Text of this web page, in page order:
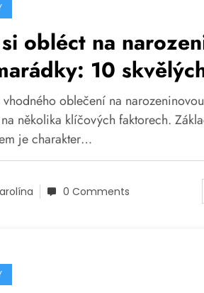
obléct na
10
oblečení na
několika klíčových faktorech.
je charakter…
0 Comments